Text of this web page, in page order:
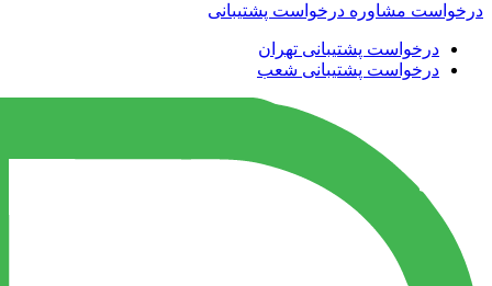
درخواست مشاوره درخواست پشتیبانی
درخواست پشتیبانی تهران
درخواست پشتیبانی شعب